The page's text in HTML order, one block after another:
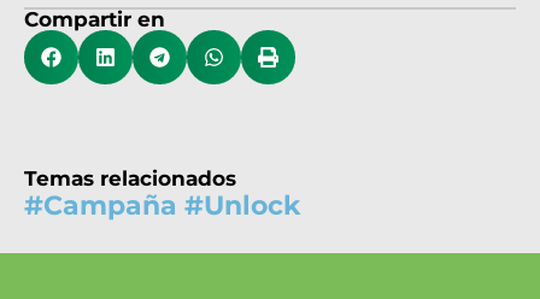
Compartir en
Temas relacionados
#Campaña #Unlock